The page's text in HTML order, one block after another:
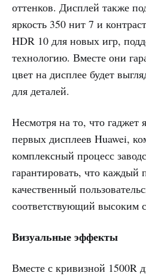
оттенков. Дисплей также
яркость 350 нит 7 и
HDR 10 для новых игр,
технологию. Вместе они
цвет на дисплее будет
для деталей.
Несмотря на то, что гаджет
первых дисплеев Huawei,
комплексный процесс
гарантировать, что каждый
качественный
соответствующий высоким
Визуальные эффекты
Вместе с кривизной 1500R